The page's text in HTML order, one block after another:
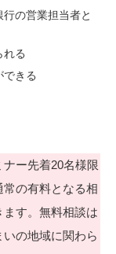
の営業担当者と
れる
できる
ー先着20名様限
の有料となる相
す。無料相談は
の地域に関わら